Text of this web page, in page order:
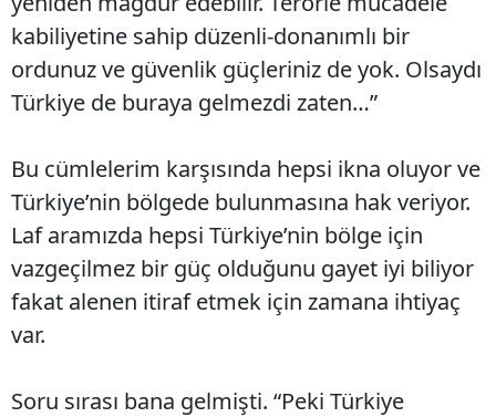
kabiliyetine sahip düzenli-donanımlı bir
ordunuz ve güvenlik güçleriniz de yok. Olsaydı
Türkiye de buraya gelmezdi zaten…”
Bu cümlelerim karşısında hepsi ikna oluyor ve
Türkiye’nin bölgede bulunmasına hak veriyor.
Laf aramızda hepsi Türkiye’nin bölge için
vazgeçilmez bir güç olduğunu gayet iyi biliyor
fakat alenen itiraf etmek için zamana ihtiyaç
var.
Soru sırası bana gelmişti. “Peki Türkiye